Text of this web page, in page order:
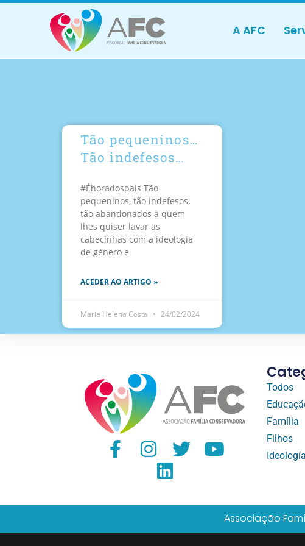
A AFC
Tão pequeninos…
Tão indefesos…
#Éhoradospais Tão
pequeninos, tão indefesos,
tão abandonados a quem
lhes quiser lavar as
cabecinhas com a ideologia
de género e
ACEDER AO ARTIGO »
Maria Helena Costa 24/02/2024
Todos
Família
Filhos
Ideología
Associação